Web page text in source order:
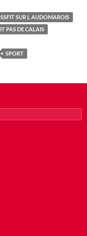
SUR L AUDOMAROIS
PAS DE CALAIS
SPORT